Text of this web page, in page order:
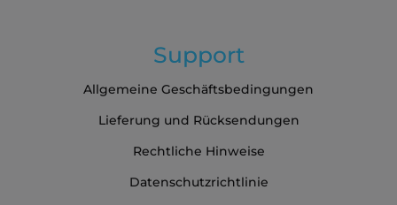
Support
Allgemeine Geschäftsbedingungen
Lieferung und Rücksendungen
Rechtliche Hinweise
Datenschutzrichtlinie